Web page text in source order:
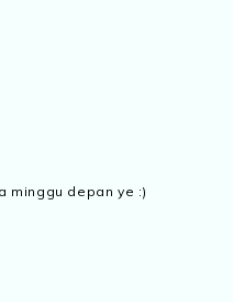
minggu depan ye :)